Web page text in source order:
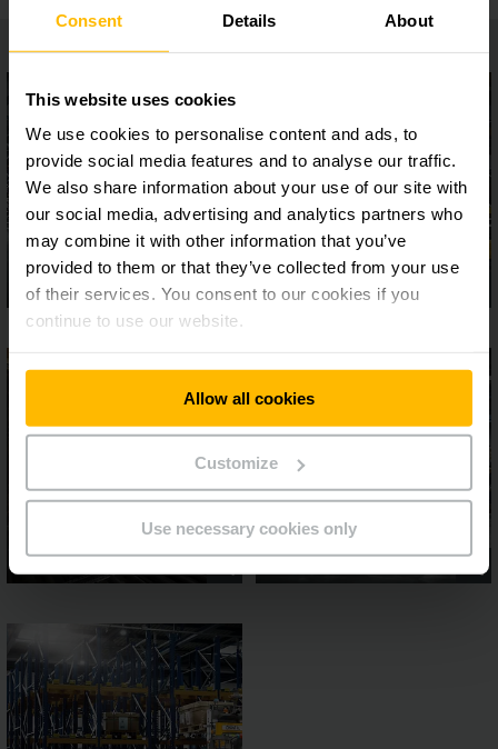
Consent Details About
This website uses cookies
We use cookies to personalise content and ads, to
provide social media features and to analyse our traffic.
We also share information about your use of our site with
our social media, advertising and analytics partners who
may combine it with other information that you’ve
provided to them or that they’ve collected from your use
of their services. You consent to our cookies if you
continue to use our website.
Allow all cookies
Customize
Use necessary cookies only